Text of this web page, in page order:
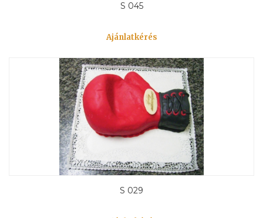
S 045
Ajánlatkérés
S 029